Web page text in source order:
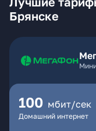
Брянске
100 мбит/сек
Домашний интернет